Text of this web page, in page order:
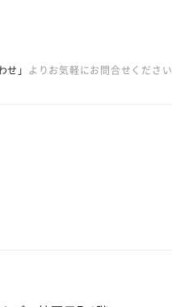
せ」 よりお気軽にお問合せください